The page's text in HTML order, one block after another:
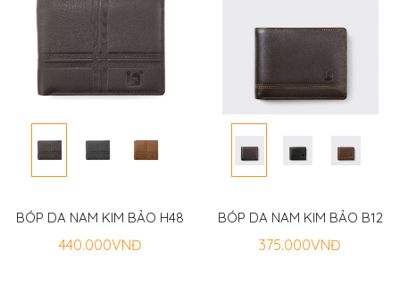
BÓP DA NAM KIM BẢO H48
440.000VNĐ
BÓP DA NAM KIM BẢO B12
375.000VNĐ